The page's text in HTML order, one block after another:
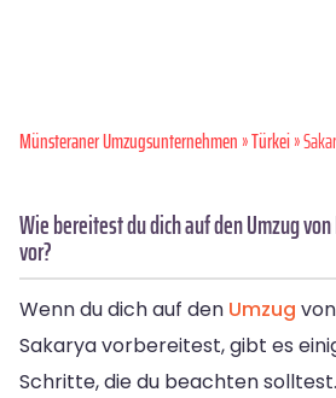
Münsteraner Umzugsunternehmen»Türkei»
Wie bereitest du dich auf den Umzug
vor?
Wenn du dich auf den Umzug
Sakarya vorbereitest, gibt es
Schritte, die du beachten